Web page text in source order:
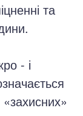
та
- і